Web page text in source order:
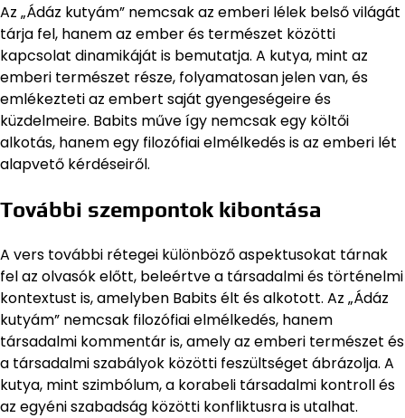
Az „Ádáz kutyám” nemcsak az emberi lélek belső világát
tárja fel, hanem az ember és természet közötti
kapcsolat dinamikáját is bemutatja. A kutya, mint az
emberi természet része, folyamatosan jelen van, és
emlékezteti az embert saját gyengeségeire és
küzdelmeire. Babits műve így nemcsak egy költői
alkotás, hanem egy filozófiai elmélkedés is az emberi lét
alapvető kérdéseiről.
További szempontok kibontása
A vers további rétegei különböző aspektusokat tárnak
fel az olvasók előtt, beleértve a társadalmi és történelmi
kontextust is, amelyben Babits élt és alkotott. Az „Ádáz
kutyám” nemcsak filozófiai elmélkedés, hanem
társadalmi kommentár is, amely az emberi természet és
a társadalmi szabályok közötti feszültséget ábrázolja. A
kutya, mint szimbólum, a korabeli társadalmi kontroll és
az egyéni szabadság közötti konfliktusra is utalhat.